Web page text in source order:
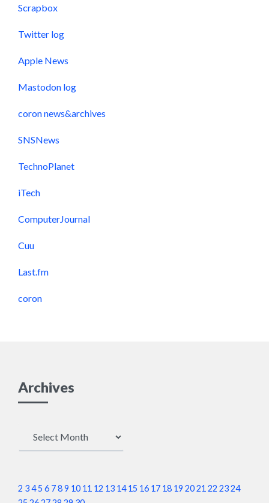
Scrapbox
Twitter log
Apple News
Mastodon log
coron news&archives
SNSNews
TechnoPlanet
iTech
ComputerJournal
Cuu
Last.fm
coron
Archives
2 345 6 789 10 11 12 13 14 15 16 17 18 19 2021 22 2324